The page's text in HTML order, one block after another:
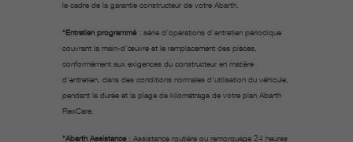
le cadre de la garantie constructeur de votre Abarth.
*Entretien programmé : série d'opérations d'entretien périodique
couvrant la main-d'œuvre et le remplacement des pièces,
conformément aux exigences du constructeur en matière
d'entretien, dans des conditions normales d'utilisation du véhicule,
pendant la durée et la plage de kilométrage de votre plan Abarth
FlexCare.
*Abarth Assistance : Assistance routière ou remorquage 24 heures